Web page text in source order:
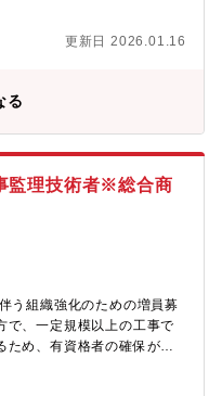
カンパニー（愛知県）、え
立しやすいです。【同社に
ーガンを掲げ、人にも環境
を目指しています。◎経営
イルミルズの関連会社とし
、自社製品も保有していま
めてえごま油を食用化した
領域においてはコーン油
ど、日本トップクラスの
）の開発に力を入れてい
更新日 2026.01.16
る
監理技術者※総合商
う組織強化のための増員募
で、一定規模以上の工事で
ため、有資格者の確保が重
場を牽引いただける方を募